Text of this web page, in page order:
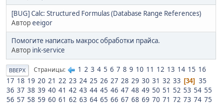
[BUG] Calc: Structured Formulas (Database Range References)
Авторeeigor
Помогите написать макрос обработки прайса.
Автор ink-service
ВВЕРХ Страницы 1 2 3 4 5 6 7 8 9 10 11 12 13 14 15 16
17 18 19 20 21 22 23 24 25 26 27 28 29 30 31 32 33 34
35
36 37 38 39 40 41 42 43 44 45 46 47 48 49 50 51 52 53 54 55
56 57 58 59 60 61 62 63 64 65 66 67 68 69 70 71 72 73 74 75